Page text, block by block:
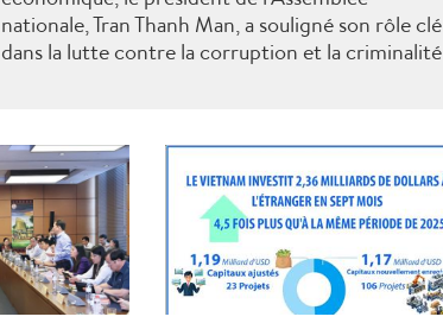
nationale, Tran Thanh Man, a souligné son rôle clé
dans la lutte contre la corruption et la criminalité